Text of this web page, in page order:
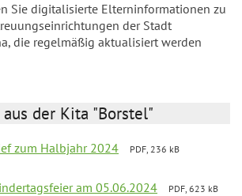
Sie digitalisierte Elterninformationen zu
der Stadt
die regelmäßig aktualisiert werden
der Kita "Borstel"
zum Halbjahr 2024
PDF, 236 kB
am 05.06.2024
PDF, 623 kB